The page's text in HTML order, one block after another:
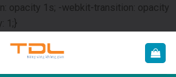
opacity 1s; -webkit-transition: opacity
1;}Skip
content